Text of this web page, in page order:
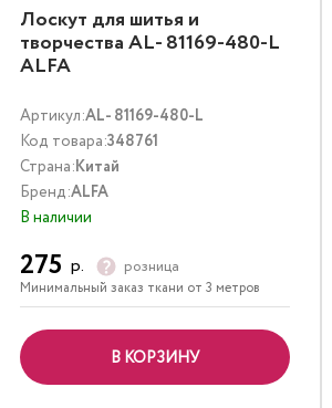
Лоскут для шитья и
творчества AL- 81169-480-L
ALFA
Артикул:AL- 81169-480-L
Код товара:348761
Страна:Китай
Бренд:ALFA
В наличии
275 р. розница
Минимальный заказ ткани от 3 метров
В КОРЗИНУ